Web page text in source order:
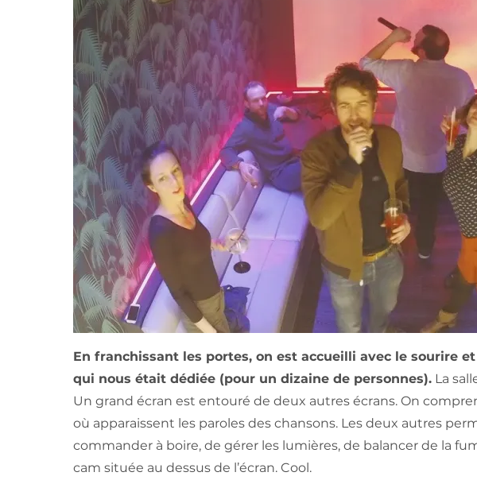
En franchissant les portes, on est accueilli avec le sourire
qui nous était dédiée (pour un dizaine de personnes). La
Un grand écran est entouré de deux autres écrans. On
où apparaissent les paroles des chansons. Les deux autres
commander à boire, de gérer les lumières, de balancer de la
cam située au dessus de l’écran. Cool.